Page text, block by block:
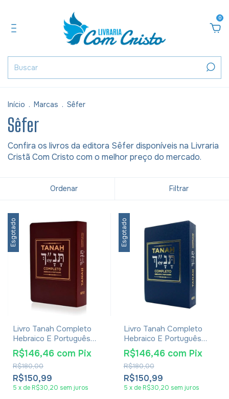
0
Início . Marcas . Sêfer
Sêfer
Confira os livros da editora Sêfer disponíveis na Livraria
Cristã Com Cristo com o melhor preço do mercado.
Ordenar Filtrar
Esgotado
Livro Tanah Completo
Hebraico E Português
Vinho
R$150,99
R$180,00
R$146,46 com Pix
5 x de R$30,20 sem juros
Esgotado
Livro Tanah Completo
Hebraico E Português
Azul
R$150,99
R$180,00
R$146,46 com Pix
5 x de R$30,20 sem juros